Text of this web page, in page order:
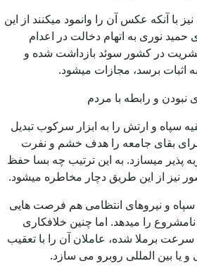
با آنکه عکس آن را وانمود میکنند از این
حمید نوری به اتهام دخالت در اعدام
علیه بشریت در کشور سوئد بازداشت شده و
اثبات برسد، مجازات میشود.
سپاه و ارتش را به ابزار سرکوب تبدیل
برای بقای جامعه را هدف خشم و نفرت
پذیر میسازد. به این ترتیب چه بسا حفظ
نیز از این طریق دچار مخاطره میشود.
سپاه و نیروهای انتظامی هم فرصت هایی
را میدهد. اما چنین خلافکاری
سرعت برملا شده، عاملان آن را با تعقیب
یا بین المللی روبرو می سازد.